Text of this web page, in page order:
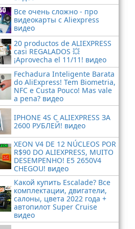
Все очень сложно - про
видеокарты с Aliexpress
видео
20 productos de ALIEXPRESS
casi REGALADOS 💥
¡Aprovecha el 11/11! видео
Fechadura Inteligente Barata
do AliExpress! Tem Biometria,
NFC e Custa Pouco! Mas vale
a pena? видео
IPHONE 4S С ALIEXPRESS ЗА
2600 РУБЛЕЙ! видео
XEON V4 DE 12 NÚCLEOS POR
R$90 DO ALIEXPRESS, MUITO
DESEMPENHO! E5 2650V4
CHEGOU! видео
Какой купить Escalade? Все
комплектации, двигатели,
салоны, цвета 2022 года +
автопилот Super Cruise
видео